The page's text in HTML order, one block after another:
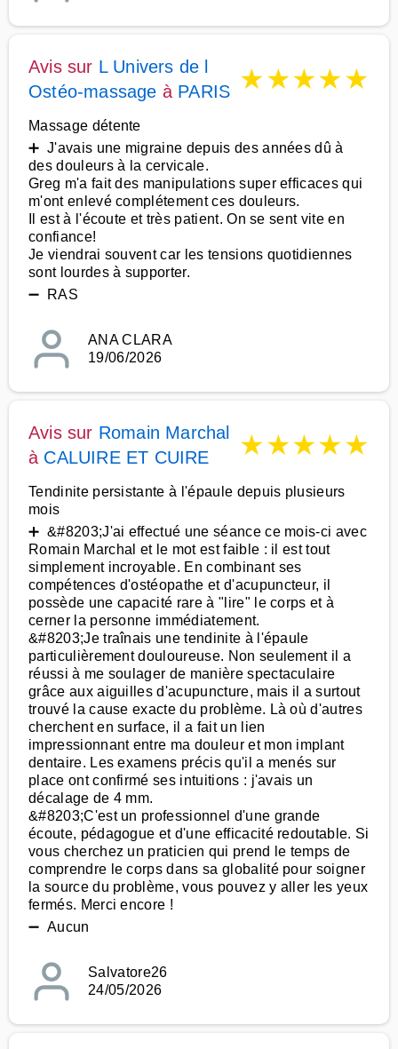
Avis sur L Univers de l
Ostéo-massage à PARIS ★★★★★
Massage détente
➕ J'avais une migraine depuis des années dû à
des douleurs à la cervicale.
Greg m'a fait des manipulations super efficaces qui
m'ont enlevé complétement ces douleurs.
Il est à l'écoute et très patient. On se sent vite en
confiance!
Je viendrai souvent car les tensions quotidiennes
sont lourdes à supporter.
➖ RAS
ANA CLARA
19/06/2026
Avis sur Romain Marchal
à CALUIRE ET CUIRE ★★★★★
Tendinite persistante à l'épaule depuis plusieurs
mois
➕ &#8203;J'ai effectué une séance ce mois-ci avec
Romain Marchal et le mot est faible : il est tout
simplement incroyable. En combinant ses
compétences d'ostéopathe et d'acupuncteur, il
possède une capacité rare à "lire" le corps et à
cerner la personne immédiatement.
&#8203;Je traînais une tendinite à l'épaule
particulièrement douloureuse. Non seulement il a
réussi à me soulager de manière spectaculaire
grâce aux aiguilles d'acupuncture, mais il a surtout
trouvé la cause exacte du problème. Là où d'autres
cherchent en surface, il a fait un lien
impressionnant entre ma douleur et mon implant
dentaire. Les examens précis qu'il a menés sur
place ont confirmé ses intuitions : j'avais un
décalage de 4 mm.
&#8203;C'est un professionnel d'une grande
écoute, pédagogue et d'une efficacité redoutable. Si
vous cherchez un praticien qui prend le temps de
comprendre le corps dans sa globalité pour soigner
la source du problème, vous pouvez y aller les yeux
fermés. Merci encore !
➖ Aucun
Salvatore26
24/05/2026